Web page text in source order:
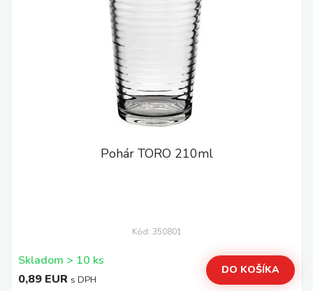
Pohár TORO 210ml
Kód: 350801
Skladom > 10 ks
0,89 EUR s DPH
DO KOŠÍKA